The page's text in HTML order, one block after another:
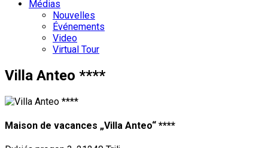
Médias
Nouvelles
Événements
Video
Virtual Tour
Villa Anteo ****
Maison de vacances „Villa Anteo“ ****